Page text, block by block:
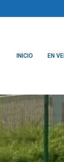
INICIO EN